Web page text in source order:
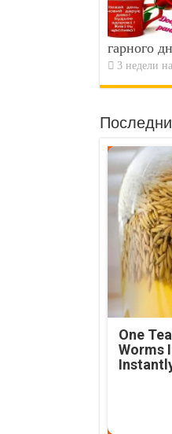
гарного
3 недели
One
Worms